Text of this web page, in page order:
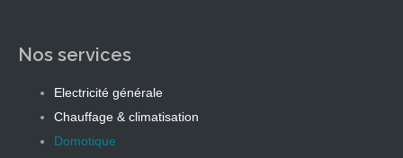
Nos services
Electricité générale
Chauffage & climatisation
Domotique